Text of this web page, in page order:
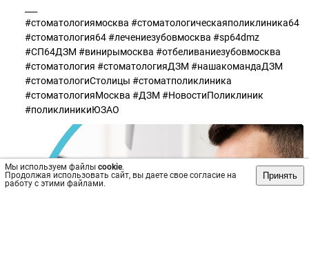
Мы используем файлы cookie.
Продолжая использовать сайт, вы даете свое согласие на
работу с этими файлами.
Принять
#стоматологиямосква #стоматологическаяполиклиника64
#стоматология64 #лечениезубовмосква #sp64dmz
#СП64ДЗМ #винирымосква #отбеливаниезубовмосква
#стоматология #стоматологияДЗМ #нашакомандаДЗМ
#стоматологиСтолицы #стоматполиклиника
#стоматологияМосква #ДЗМ #НовостиПоликлиник
#поликлиникиЮЗАО